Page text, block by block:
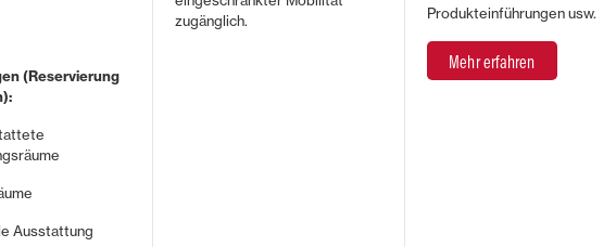
(Reservierung
Ausstattung
zugänglich.
Produkteinführungen usw.
Mehr erfahren